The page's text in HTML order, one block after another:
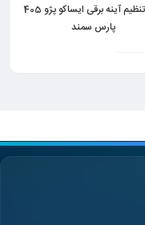
کلید تنظیم آینه برقی ایساکو پژو 405
پارس سمند